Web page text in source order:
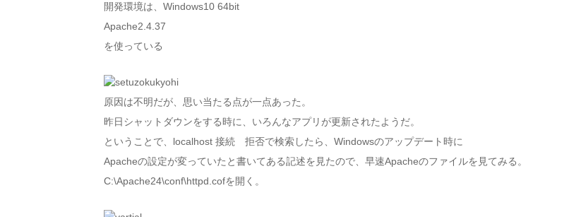
開発環境は、Windows10 64bit
Apache2.4.37
を使っている
原因は不明だが、思い当たる点が一点あった。
昨日シャットダウンをする時に、いろんなアプリが更新されたようだ。
ということで、localhost 接続 拒否で検索したら、Windowsのアップデート時に
Apacheの設定が変っていたと書いてある記述を見たので、早速Apacheのファイルを見てみる。
C:\Apache24\conf\httpd.cofを開く。